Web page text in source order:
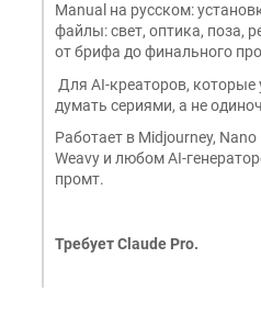
Manual на русском:
файлы: свет, оптика, поза,
от брифа до финального
Для AI-креаторов, которые
думать сериями, а не
Работает в Midjourney, Nano
Weavy и любом AI-
промт.
Требует Claude Pro.